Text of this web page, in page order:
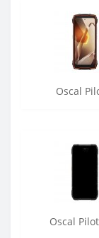
Oscal
Oscal